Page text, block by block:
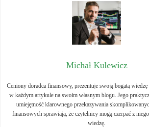
Michał Kulewicz
Ceniony doradca finansowy, prezentuje swoją bogatą
w każdym artykule na swoim własnym blogu. Jego
umiejętność klarownego przekazywania
finansowych sprawiają, że czytelnicy mogą czerpać z
wiedzę.